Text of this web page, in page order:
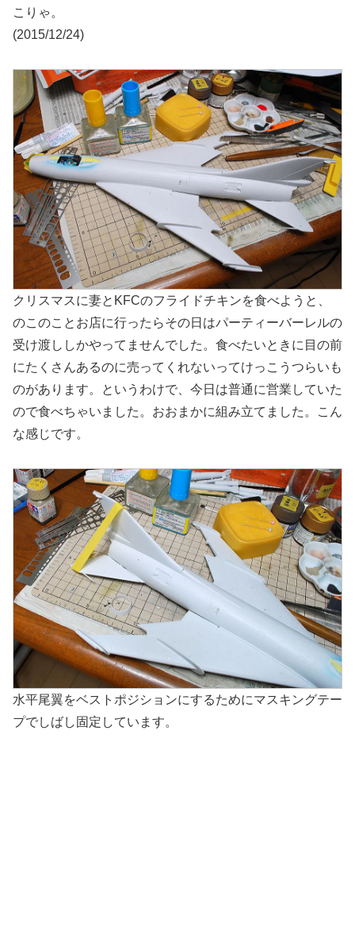
こりゃ。
(2015/12/24)
クリスマスに妻とKFCのフライドチキンを食べようと、
のこのことお店に行ったらその日はパーティーバーレルの
受け渡ししかやってませんでした。食べたいときに目の前
にたくさんあるのに売ってくれないってけっこうつらいも
のがあります。というわけで、今日は普通に営業していた
ので食べちゃいました。おおまかに組み立てました。こん
な感じです。
水平尾翼をベストポジションにするためにマスキングテー
プでしばし固定しています。